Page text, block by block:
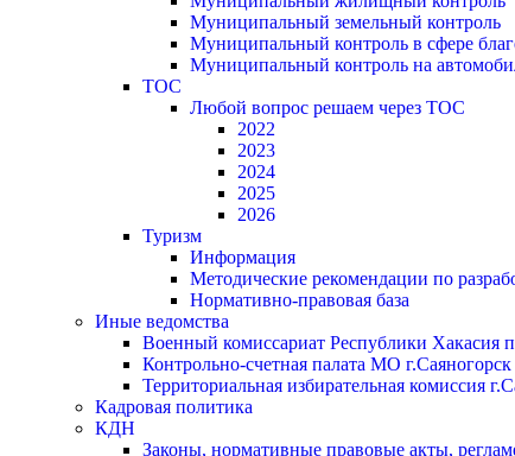
Муниципальный земельный контроль
Муниципальный контроль в сфере
Муниципальный контроль на
ТОС
Любой вопрос решаем через ТОС
2022
2023
2024
2025
2026
Туризм
Информация
Методические рекомендации по
Нормативно-правовая база
Иные ведомства
Военный комиссариат Республики Хакасия
Контрольно-счетная палата МО г.Саяногорск
Территориальная избирательная комиссия
Кадровая политика
КДН
Законы, нормативные правовые акты,